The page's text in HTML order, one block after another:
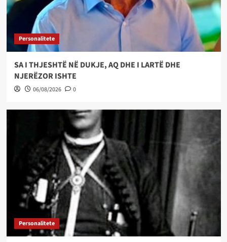
Personalitete
SA I THJESHTË NË DUKJE, AQ DHE I LARTË DHE
NJERËZOR ISHTE
06/08/2026 0
Personalitete